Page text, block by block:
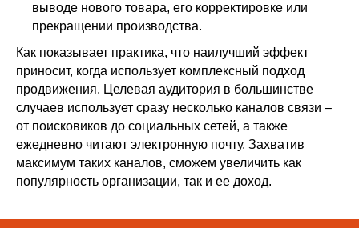
выводе нового товара, его корректировке или
прекращении производства.
Как показывает практика, что наилучший эффект
приносит, когда использует комплексный подход
продвижения. Целевая аудитория в большинстве
случаев использует сразу несколько каналов связи –
от поисковиков до социальных сетей, а также
ежедневно читают электронную почту. Захватив
максимум таких каналов, сможем увеличить как
популярность организации, так и ее доход.